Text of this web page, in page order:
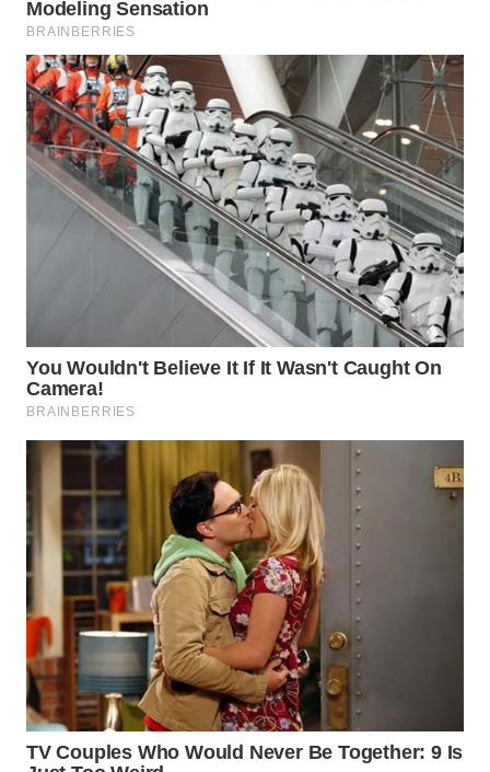
WN
TANGERANG
WN
BINJAI
CIREBON
WN
KUNINGAN
WN
MAJALENGKA
WN
SUBANG
WN
SUKABUMI
WN
PURWAKARTA